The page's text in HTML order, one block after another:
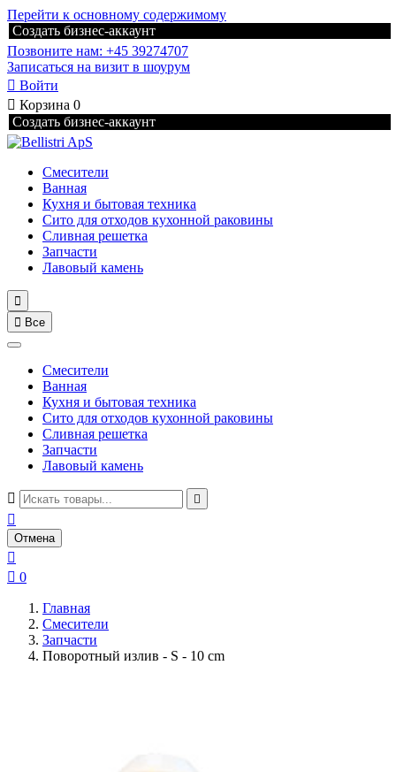
Перейти к основному содержимому
Создать бизнес-аккаунт
Позвоните нам: +45 39274707
Записаться на визит в шоурум
 Войти
 Корзина 0
Создать бизнес-аккаунт
Смесители
Ванная
Кухня и бытовая техника
Сито для отходов кухонной раковины
Сливная решетка
Запчасти
Лавовый камень

 Все
Смесители
Ванная
Кухня и бытовая техника
Сито для отходов кухонной раковины
Сливная решетка
Запчасти
Лавовый камень
 

Отмена

 0
Главная
Смесители
Запчасти
Поворотный излив - S - 10 cm